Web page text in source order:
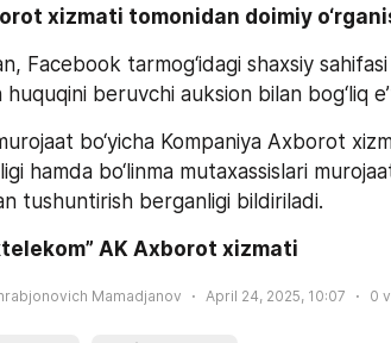
xizmati tomonidan doimiy
Facebook tarmog‘idagi shaxsiy
huquqini beruvchi auksion bilan bog‘liq
bo‘yicha Kompaniya Axborot
hamda bo‘linma mutaxassislari
tushuntirish berganligi bildiriladi.
AK Axborot xizmati
Mamadjanov April 24, 2025, 10:07 0